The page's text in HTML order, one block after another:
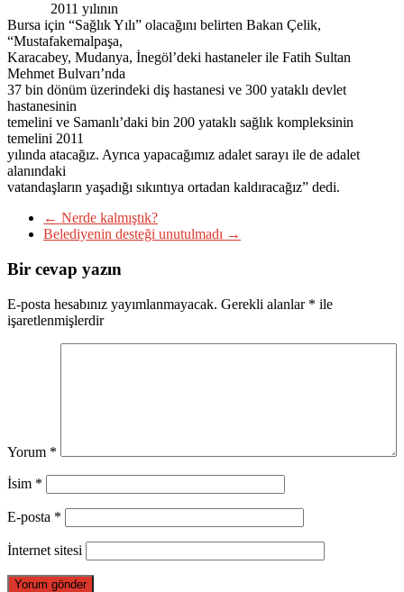
2011 yılının
Bursa için “Sağlık Yılı” olacağını belirten Bakan Çelik,
“Mustafakemalpaşa,
Karacabey, Mudanya, İnegöl’deki hastaneler ile Fatih Sultan
Mehmet Bulvarı’nda
37 bin dönüm üzerindeki diş hastanesi ve 300 yataklı devlet
hastanesinin
temelini ve Samanlı’daki bin 200 yataklı sağlık kompleksinin
temelini 2011
yılında atacağız. Ayrıca yapacağımız adalet sarayı ile de adalet
alanındaki
vatandaşların yaşadığı sıkıntıya ortadan kaldıracağız” dedi.
← Nerde kalmıştık?
Belediyenin desteği unutulmadı →
Bir cevap yazın
E-posta hesabınız yayımlanmayacak. Gerekli alanlar * ile
işaretlenmişlerdir
Yorum *
İsim *
E-posta *
İnternet sitesi